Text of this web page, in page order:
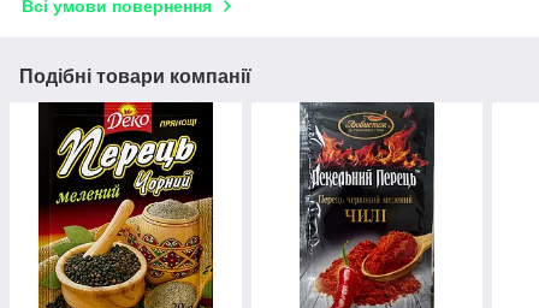
Всі умови повернення
Подібні товари компанії